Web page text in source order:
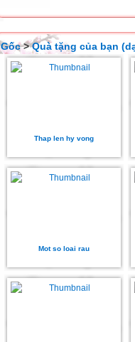
Gốc>Quà tặng của bạn
Thap len hy vong
Mot so loai rau